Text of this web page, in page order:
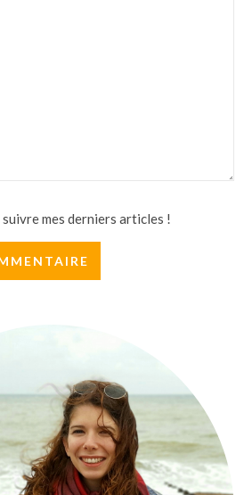
mes derniers articles !